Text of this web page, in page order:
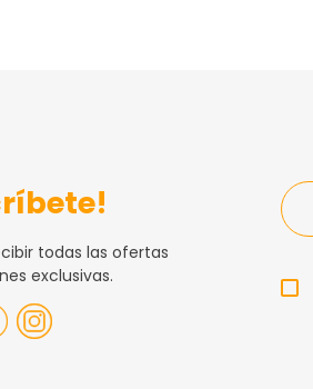
todas las ofertas
exclusivas.